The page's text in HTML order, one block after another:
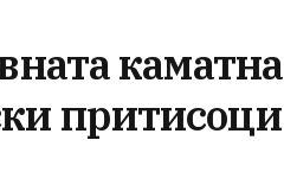
каматна
притисоци